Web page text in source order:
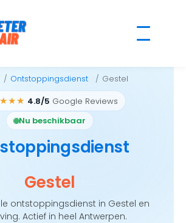
Ontstoppingsdienst Gestel
4.8/5 Google Reviews
Nu beschikbaar
Gestel
ontstoppingsdienst in Gestel en
Actief in heel Antwerpen.